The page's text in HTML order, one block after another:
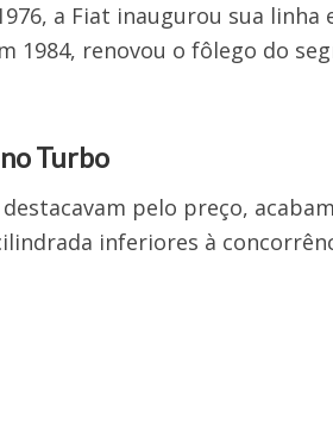
a Fiat inaugurou sua linha
1984, renovou o fôlego do
Turbo
pelo preço,
inferiores à